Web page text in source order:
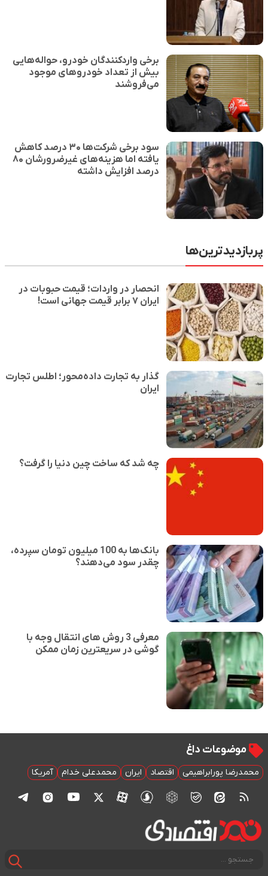
برخی واردکنندگان خودرو، حواله‌هایی
بیش از تعداد خودروهای موجود
می‌فروشند
سود برخی شرکت‌ها ۳۰ درصد کاهش
یافته اما هزینه‌های غیرضرورشان ۸۰
درصد افزایش داشته
پربازدیدترین‌ها
انحصار در واردات؛ قیمت حبوبات در
ایران ۷ برابر قیمت جهانی است!
گذار به تجارت داده‌محور؛ اطلس تجارت
ایران
چه شد که ساخت چین دنیا را گرفت؟
بانک‌ها به 100 میلیون تومان سپرده،
چقدر سود می‌دهند؟
معرفی 3 روش های انتقال وجه با
گوشی در سریعترین زمان ممکن
موضوعات داغ
محمدرضا پورابراهیمی اقتصاد ایران محمدعلی خدام آمریکا